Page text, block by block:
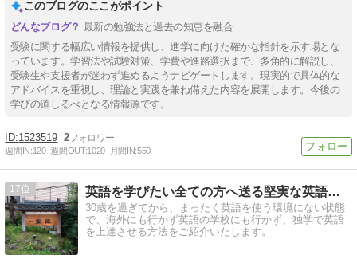
このブログのここがポイント
最新の勉強法と過去の知恵を融合
受験に関する幅広い情報を提供し、進学に向けた確かな指針を示す場とな
っています。学習法や試験対策、学費や進路選択まで、多角的に解説し、
受験生や支援者が迷わず進めるようナビゲートします。現実的で具体的な
アドバイスを重視し、理論と実践を兼ね備えた内容を展開します。今後の
学びの道しるべとなる情報源です。
1523519 2
週間IN:120 週間OUT:1020 月間IN:550
17 英語を学びたい全ての方へ送る堅実な英語独学方法〜過去の振返り
30歳を過ぎてから、まったく英語を使う環境にない状態
で、海外にも行かず英語の学校にも行かず、独学で英語
を上達させる方法をご紹介いたします。